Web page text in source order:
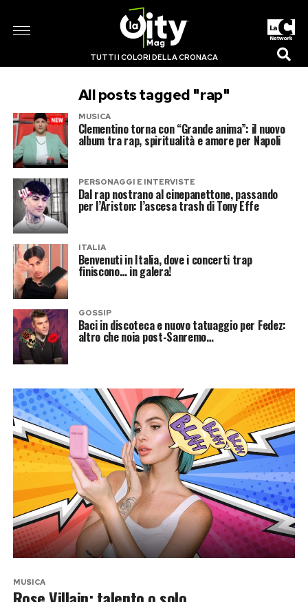
TUTTI I COLORI DELLA CRONACA
All posts tagged "rap"
MUSICA
Clementino torna con “Grande anima”: il nuovo
album tra rap, spiritualità e amore per Napoli
PERSONAGGI E INTERVISTE
Dal rap nostrano al cinepanettone, passando
per l’Ariston: l’ascesa trash di Tony Effe
ITALIA
Benvenuti in Italia, dove i concerti trap
finiscono… in galera!
GOSSIP
Baci in discoteca e nuovo tatuaggio per Fedez:
altro che noia post-Sanremo…
MUSICA